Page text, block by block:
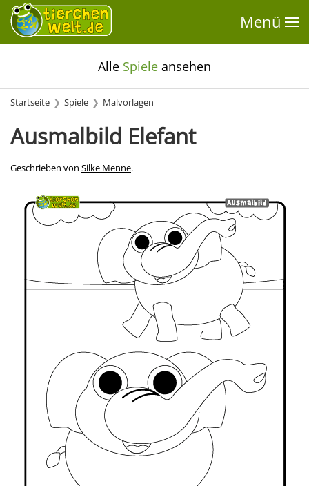
Menü
Alle Spiele ansehen
Startseite Spiele Malvorlagen
Ausmalbild Elefant
Geschrieben von Silke Menne.